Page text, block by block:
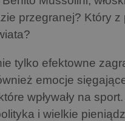
przegranej? Który z
tylko efektowne
emocje
wpływały na
i wielkie